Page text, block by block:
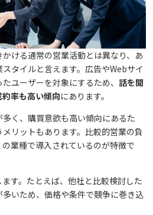
ける通常の営業活動とは異なり、あ
タイルと言えます。広告やWebサイ
ユーザーを対象にするため、 話を聞
率も高い傾向にあります。
く、購買意欲も高い傾向にあるた
リットもあります。比較的営業の負
業種で導入されているのが特徴で
す。たとえば、他社と比較検討した
いため、価格や条件で競争に巻き込